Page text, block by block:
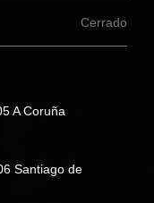
Cerrado
A Coruña
Santiago de